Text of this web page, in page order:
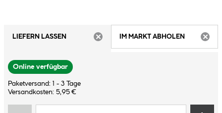
LIEFERN LASSEN
IM MARKT ABHOLEN
Online verfügbar
Paketversand: 1 - 3 Tage
Versandkosten: 5,95 €